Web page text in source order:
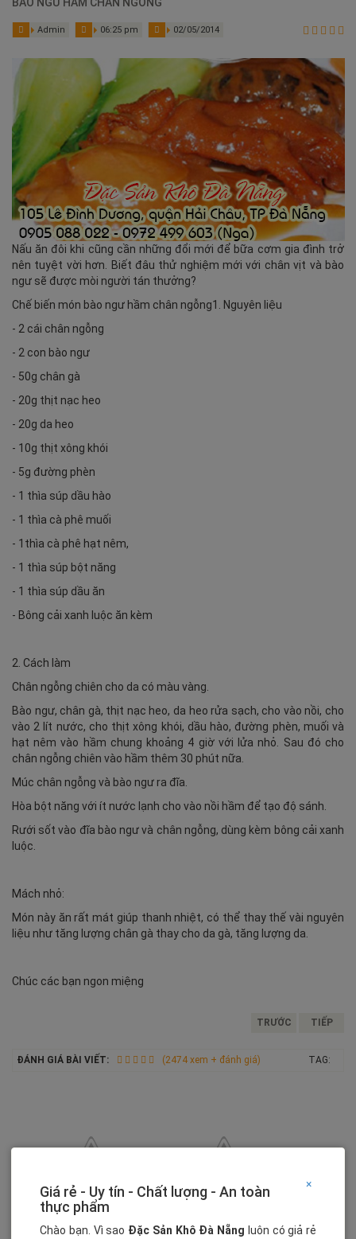
Admin 06:25 pm 02/05/2014
Nấu ăn đôi khi cũng cần những đổi mới để bữa cơm gia đình trở
nên tuyệt vời hơn. Biết đâu thử nghiệm mới với chân vịt và bào
ngư sẽ được mòi người tán thưởng?
Chế biến món bào ngư hầm chân ngỗng1. Nguyên liệu
- 2 cái chân ngỗng
- 2 con bào ngư
- 50g chân gà
- 20g thịt nạc heo
- 20g da heo
- 10g thịt xông khói
- 5g đường phèn
- 1 thìa súp dầu hào
- 1 thìa cà phê muối
- 1thìa cà phê hạt nêm,
- 1 thìa súp bột năng
- 1 thìa súp dầu ăn
- Bông cải xanh luộc ăn kèm
2. Cách làm
Chân ngỗng chiên cho da có màu vàng.
Bào ngư, chân gà, thịt nạc heo, da heo rửa sạch, cho vào nồi, cho
vào 2 lít nước, cho thịt xông khói, dầu hào, đường phèn, muối và
hạt nêm vào hầm chung khoảng 4 giờ với lửa nhỏ. Sau đó cho
chân ngỗng chiên vào hầm thêm 30 phút nữa.
Múc chân ngỗng và bào ngư ra đĩa.
Hòa bột năng với ít nước lạnh cho vào nồi hầm để tạo độ sánh.
Rưới sốt vào đĩa bào ngư và chân ngỗng, dùng kèm bông cải xanh
luộc.
Mách nhỏ:
Món này ăn rất mát giúp thanh nhiệt, có thể thay thế vài nguyên
liệu như tăng lượng chân gà thay cho da gà, tăng lượng da.
Chúc các bạn ngon miệng
TRƯỚC TIẾP
ĐÁNH GIÁ BÀI VIẾT: (2474 xem + đánh giá) TAG:
×
Giá rẻ - Uy tín - Chất lượng - An toàn
thực phẩm
Chào bạn. Vì sao Đặc Sản Khô Đà Nẵng luôn có giả rẻ